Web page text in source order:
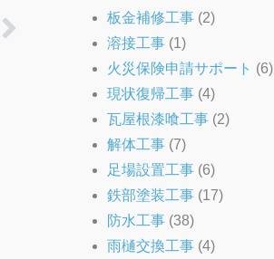
板金補修工事(2)
溶接工事(1)
火災保険申請サポート (6)
現状復帰工事(4)
瓦屋根漆喰工事(2)
解体工事(7)
足場設置工事(6)
鉄部塗装工事(17)
防水工事(38)
雨樋交換工事(4)